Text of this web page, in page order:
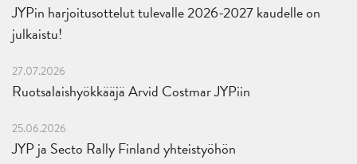
JYPin harjoitusottelut tulevalle 2026-2027 kaudelle on
julkaistu!
27.07.2026
Ruotsalaishyökkääjä Arvid Costmar JYPiin
25.06.2026
JYP ja Secto Rally Finland yhteistyöhön